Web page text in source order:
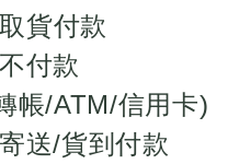
貨付款
付款
帳/ATM/信用卡)
送/貨到付款